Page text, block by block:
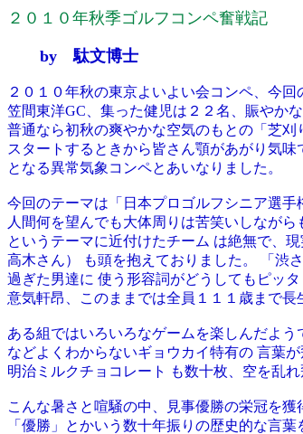
２０１０年秋季ゴルフコンペ奮戦記
by 駄文博士
２０１０年秋の東京よいよい会コンペ、今
笠間東洋GC、集った健児は２２名、賑やか
普通なら初秋の爽やかな空気のもとの「芝刈
スタートするときから皆さん顎があがり気
となる異常気象コンペとあいなりました。
今回のテーマは「日本プロゴルフシニア選手
人間何を望んでも大体周りは苦笑いしなが
というテーマに近付けたチーム は絶無で、
高木さん） も頭を抱えておりました。 「渋
過ぎた男達に 使う形容詞がどうしてもピッ
意気軒昂、このままでは全員１１１歳まで長
ある組ではいろいろなゲームを楽しんだよ
などよくわからないギョウカイ特有の 言葉
明治ミルクチョコレート も数十枚、空を乱
こんな暑さと喧騒の中、見事優勝の栄冠を
「優勝」とかいう数十年振りの歴史的な言